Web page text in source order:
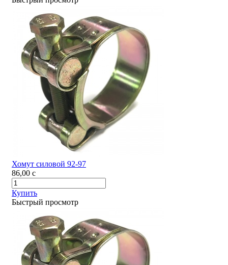
Хомут силовой 92-97
86,00 c
Купить
Быстрый просмотр